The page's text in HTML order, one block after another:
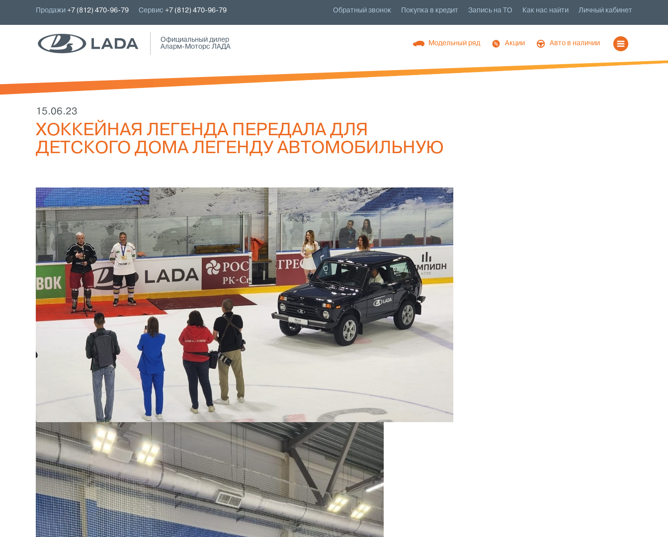
Личный кабинет
Как нас найти
Запись на ТО
Покупка в кредит
Обратный звонок
Продажи +7 (812) 470-96-79 Сервис +7 (812) 470-96-79
Авто в наличии
Акции
Модельный ряд
Официальный дилер
Аларм-Моторс ЛАДА
15.06.23
ХОККЕЙНАЯ ЛЕГЕНДА ПЕРЕДАЛА ДЛЯ
ДЕТСКОГО ДОМА ЛЕГЕНДУ АВТОМОБИЛЬНУЮ